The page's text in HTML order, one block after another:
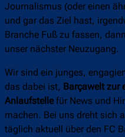
Journalismus (oder einen
und gar das Ziel hast,
Branche Fuß zu fassen,
unser nächster Neuzugang.
Wir sind ein junges,
das dabei ist, Barçawelt zur
Anlaufstellefür News und
machen. Bei uns dreht sich
täglich aktuell über den FC